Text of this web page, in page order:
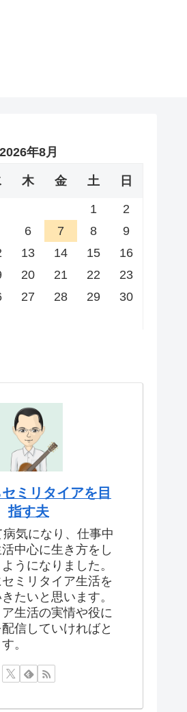
2026年8月
木 金 土 日
1
2
6 7 8
9
13 14 15
16
20 21 22
23
27 28 29
30
ミリタイアを目
指す夫
気になり、仕事中
中心に生き方をし
うになりました。
ミリタイア生活を
たいと思います。
生活の実情や役に
信していければと
。